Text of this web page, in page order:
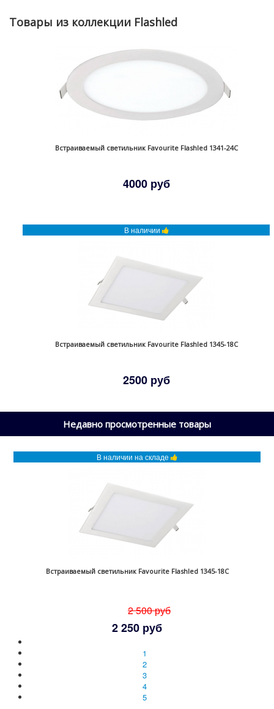
Товары из коллекции Flashled
Встраиваемый светильник Favourite Flashled 1341-24C
4000 руб
В наличии
Встраиваемый светильник Favourite Flashled 1345-18C
2500 руб
Недавно просмотренные товары
В наличии на складе
Встраиваемый светильник Favourite Flashled 1345-18C
2 500 руб
2 250 руб
1
2
3
4
5